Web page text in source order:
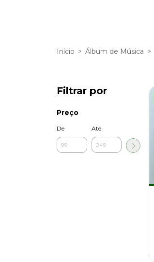
Início > Álbum de Música >
Filtrar por
Preço
De Até